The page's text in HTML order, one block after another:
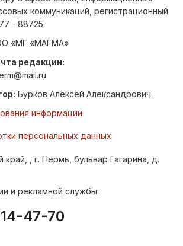
коммуникаций, регистрационный
- 88725
«МГ «МАГМА»
редакции:
Бурков Алексей Александрович
информации
персональных данных
край, , г. Пермь, бульвар Гагарина, д.
и рекламной службы:
47-70